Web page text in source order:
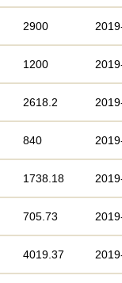
2900
1200
2618.2
840
1738.18
705.73
4019.37